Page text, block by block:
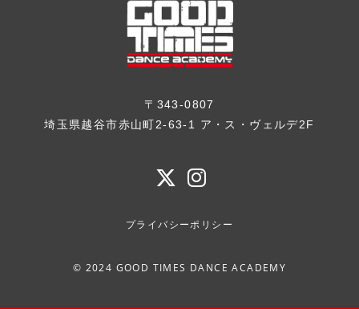
〒343-0807
埼玉県越谷市赤山町2-63-1 ア・ス・ヴェルデ2F
プライバシーポリシー
© 2024 GOOD TIMES DANCE ACADEMY